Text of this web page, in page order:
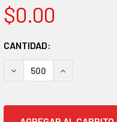
$0.00
EXISTENCIAS
ACTUALES:
CANTIDAD:
DISMINUIR CANTIDAD:
AUMENTAR